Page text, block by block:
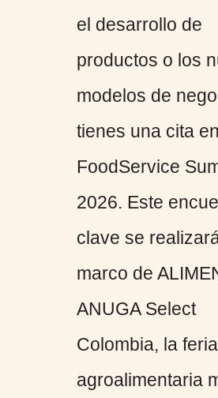
el desarrollo de
productos o los
modelos de
tienes una cita
FoodService
2026. Este
clave se
marco de
ANUGA Select
Colombia, la feria
agroalimentaria